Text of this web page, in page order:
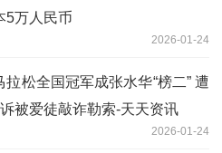
5万人民币
2026-01-24
拉松全国冠军成张水华“榜二” 遭
被爱徒敲诈勒索-天天资讯
2026-01-24